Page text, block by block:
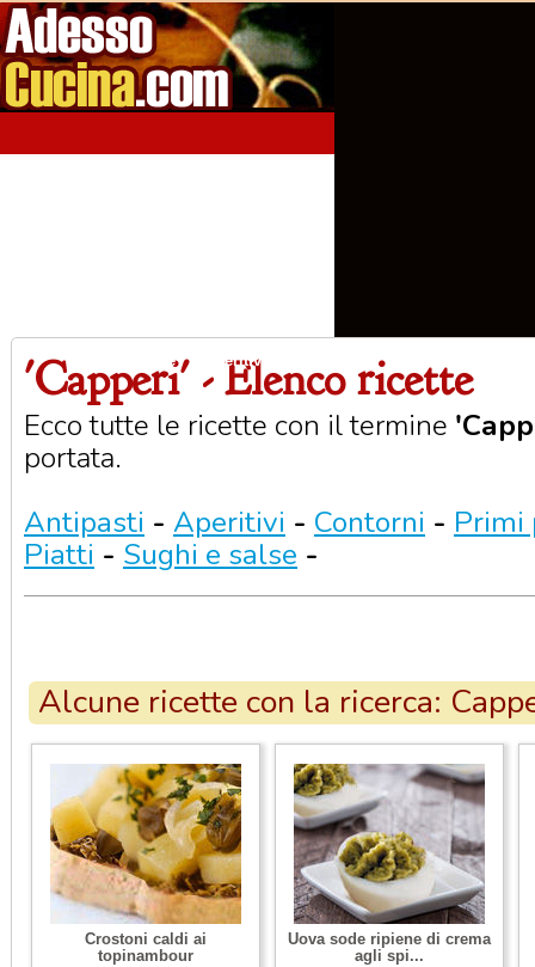
Home Aperitivi
'Capperi' - Elenco ricette
Ecco tutte le ricette con il termine
portata.
Antipasti - Aperitivi - Contorni - Primi
Piatti - Sughi e salse -
Alcune ricette con la ricerca:
Crostoni caldi ai
topinambour
Uova sode ripiene di crema
agli spi...